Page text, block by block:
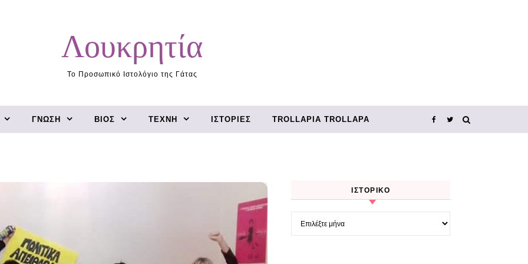
Λουκρητία
Το Προσωπικό Ιστολόγιο της Γάτας
ΓΝΏΣΗ ΒΊΟΣ ΤΈΧΝΗ ΙΣΤΟΡΊΕΣ TROLLΑΡΊΑ TROLLΑΡΆ
ΙΣΤΟΡΙΚΌ
Ιστορικό